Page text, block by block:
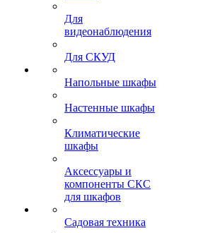
Для
видеонаблюдения
Для СКУД
Напольные шкафы
Настенные шкафы
Климатические
шкафы
Аксессуары и
компоненты СКС
для шкафов
Садовая техника